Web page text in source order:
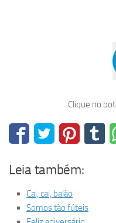
Clique no
Leia também:
Cai, cai, balão
Somos tão fúteis